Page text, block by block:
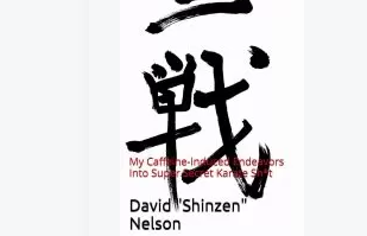
thuật
Quận
TP